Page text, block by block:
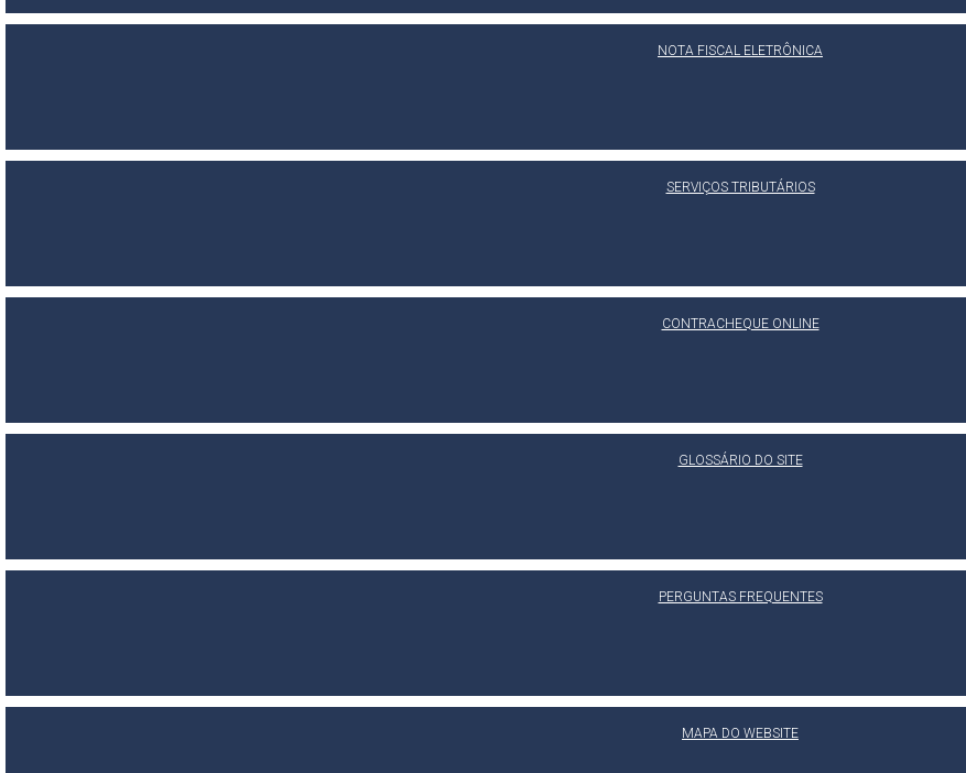
NOTA FISCAL ELETRÔNICA
SERVIÇOS TRIBUTÁRIOS
CONTRACHEQUE ONLINE
GLOSSÁRIO DO SITE
PERGUNTAS FREQUENTES
MAPA DO WEBSITE